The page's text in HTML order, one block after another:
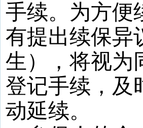
手续。为方便
有提出续保异
生），将视为
登记手续，及
动延续。